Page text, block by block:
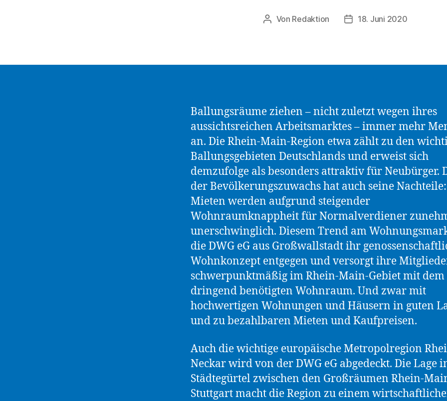
Beitragsautor
Von Redaktion Beitragsdatum
18. Juni 2020
Ballungsräume ziehen – nicht zuletzt wegen ihres
aussichtsreichen Arbeitsmarktes – immer mehr
an. Die Rhein-Main-Region etwa zählt zu den
Ballungsgebieten Deutschlands und erweist sich
demzufolge als besonders attraktiv für Neubürger.
der Bevölkerungszuwachs hat auch seine
Mieten werden aufgrund steigender
Wohnraumknappheit für Normalverdiener
unerschwinglich. Diesem Trend am
die DWG eG aus Großwallstadt ihr
Wohnkonzept entgegen und versorgt ihre
schwerpunktmäßig im Rhein-Main-Gebiet mit
dringend benötigten Wohnraum. Und zwar mit
hochwertigen Wohnungen und Häusern in guten
und zu bezahlbaren Mieten und Kaufpreisen.
Auch die wichtige europäische Metropolregion
Neckar wird von der DWG eG abgedeckt. Die Lage
Städtegürtel zwischen den Großräumen Rhein-
Stuttgart macht die Region zu einem